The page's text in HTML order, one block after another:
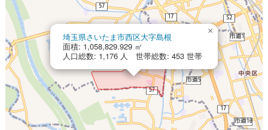
埼玉県さいたま市西区大字島根
面積: 1,058,829.929 ㎡
人口総数: 1,176 人 世帯総数: 453 世帯
×